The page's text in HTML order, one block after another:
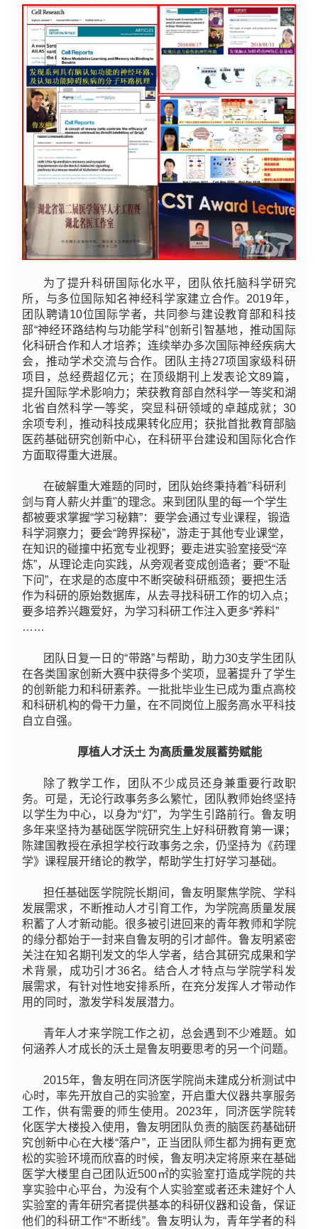
为了提升科研国际化水平，团队依托脑科学研究
所，与多位国际知名神经科学家建立合作。2019年，
团队聘请10位国际学者，共同参与建设教育部和科技
部“神经环路结构与功能学科”创新引智基地，推动国际
化科研合作和人才培养；连续举办多次国际神经疾病大
会，推动学术交流与合作。团队主持27项国家级科研
项目，总经费超亿元；在顶级期刊上发表论文89篇，
提升国际学术影响力；荣获教育部自然科学一等奖和湖
北省自然科学一等奖，突显科研领域的卓越成就；30
余项专利，推动科技成果转化应用；获批首批教育部脑
医药基础研究创新中心，在科研平台建设和国际化合作
方面取得重大进展。
在破解重大难题的同时，团队始终秉持着"科研利
剑与育人薪火并重"的理念。来到团队里的每一个学生
都被要求掌握“学习秘籍”：要学会通过专业课程，锻造
科学洞察力；要会“跨界探秘”，游走于其他专业课堂，
在知识的碰撞中拓宽专业视野；要走进实验室接受“淬
炼”，从理论走向实践，从旁观者变成创造者；要“不耻
下问”，在求是的态度中不断突破科研瓶颈；要把生活
作为科研的原始数据库，从去寻找科研工作的切入点；
要多培养兴趣爱好，为学习科研工作注入更多“养料”
……
团队日复一日的“带路”与帮助，助力30支学生团队
在各类国家创新大赛中获得多个奖项，显著提升了学生
的创新能力和科研素养。一批批毕业生已成为重点高校
和科研机构的骨干力量，在不同岗位上服务高水平科技
自立自强。
厚植人才沃土 为高质量发展蓄势赋能
除了教学工作，团队不少成员还身兼重要行政职
务。可是，无论行政事务多么繁忙，团队教师始终坚持
以学生为中心，以身为“灯”，为学生引路前行。鲁友明
多年来坚持为基础医学院研究生上好科研教育第一课；
陈建国教授在承担学校行政事务之余，仍坚持为《药理
学》课程展开绪论的教学，帮助学生打好学习基础。
担任基础医学院院长期间，鲁友明聚焦学院、学科
发展需求，不断推动人才引育工作，为学院高质量发展
积蓄了人才新动能。 很多被引进回来的青年教师和学院
的缘分都始于一封来自鲁友明的引才邮件。鲁友明紧密
关注在知名期刊发文的华人学者，结合其研究成果和学
术背景，成功引才36名。结合人才特点与学院学科发
展需求，有针对性地安排系所，在充分发挥人才带动作
用的同时，激发学科发展潜力。
青年人才来学院工作之初，总会遇到不少难题。如
何涵养人才成长的沃土是鲁友明要思考的另一个问题。
2015年，鲁友明在同济医学院尚未建成分析测试中
心时，率先开放自己的实验室，开启重大仪器共享服务
工作，供有需要的师生使用。2023年，同济医学院转
化医学大楼投入使用，鲁友明团队负责的脑医药基础研
究创新中心在大楼“落户”，正当团队师生都为拥有更宽
松的实验环境而欣喜的时候，鲁友明决定将原来在基础
医学大楼里自己团队近500㎡的实验室打造成学院的共
享实验中心平台，为没有个人实验室或者还未建好个人
实验室的青年研究者提供基本的科研仪器和设备，保证
他们的科研工作“不断线”。鲁友明认为，青年学者的科